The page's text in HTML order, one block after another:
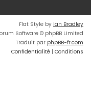
Flat Style by Ian Bradley
Software © phpBB Limited
Traduit par phpBB-fr.com
Confidentialité | Conditions